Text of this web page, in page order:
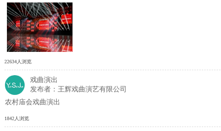
22634人浏览
戏曲演出
发布者：王辉戏曲演艺有限公司
农村庙会戏曲演出
1842人浏览